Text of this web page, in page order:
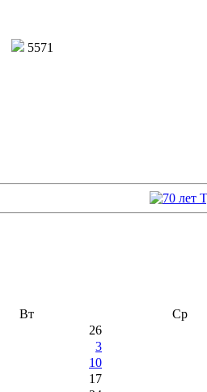
5571
Вт Ср
26
3
10
17